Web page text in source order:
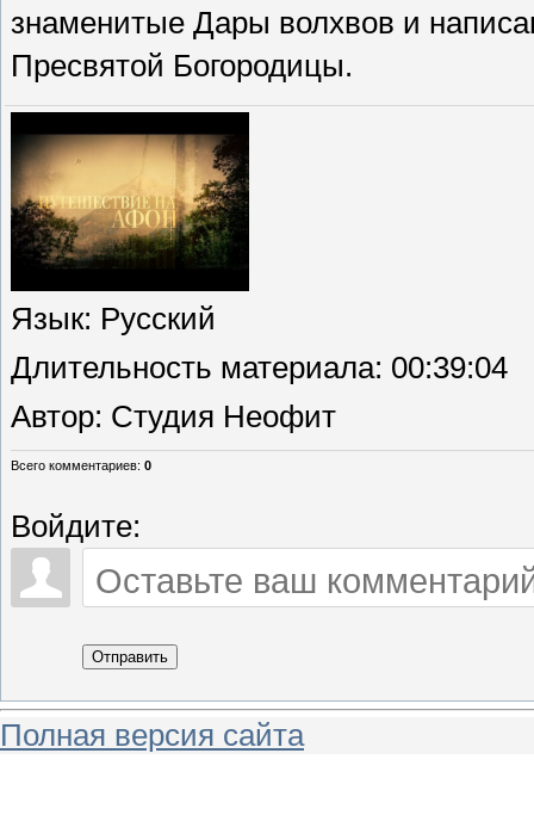
знаменитые Дары волхвов и
Пресвятой Богородицы.
Язык: Русский
Длительность материала: 00:39:04
Автор: Студия Неофит
Всего комментариев: 0
Войдите:
Отправить
Полная версия сайта